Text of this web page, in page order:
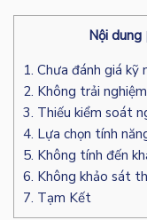
Nội dung
1. Chưa đánh giá kỹ
2. Không trải
3. Thiếu kiểm soát
4. Lựa chọn tính
5. Không tính đến
6. Không khảo sát
7. Tạm Kết